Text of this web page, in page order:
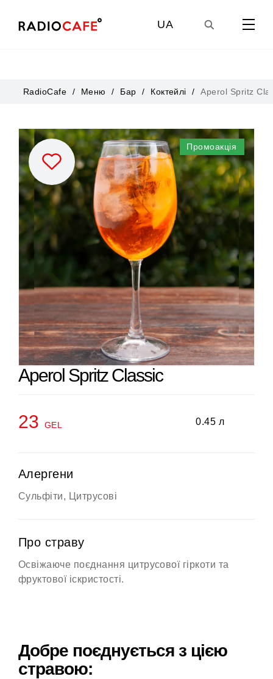
UA
RU
RadioCafe Меню Бар Коктейлі Aperol Spritz
Промоакція
Aperol Spritz Classic
23 GEL 0.45 л
Алергени
Сульфіти, Цитрусові
Про страву
Освіжаюче поєднання цитрусової гіркоти та
фруктової іскристості.
Добре поєднується з цією
стравою: